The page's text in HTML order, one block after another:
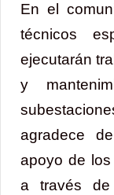
En el
técnicos
ejecutarán
y
agradece
apoyo de
a través de